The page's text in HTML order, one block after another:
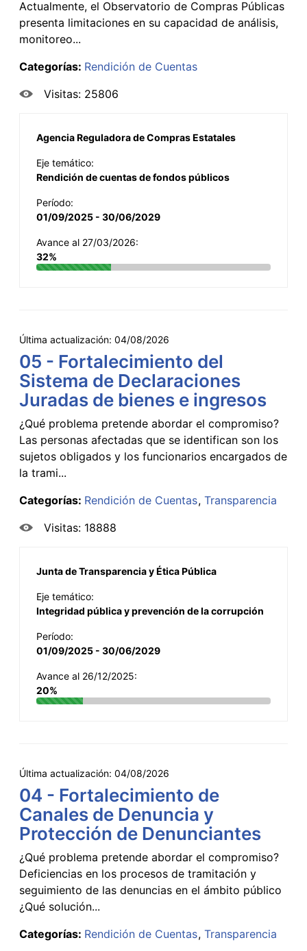
Actualmente, el Observatorio de Compras Públicas
presenta limitaciones en su capacidad de análisis,
monitoreo...
Categorías: Rendición de Cuentas
Visitas: 25806
Agencia Reguladora de Compras Estatales
Eje temático:
Rendición de cuentas de fondos públicos
Período:
01/09/2025 - 30/06/2029
Avance al 27/03/2026:
32%
Última actualización: 04/08/2026
05 - Fortalecimiento del
Sistema de Declaraciones
Juradas de bienes e ingresos
¿Qué problema pretende abordar el compromiso?
Las personas afectadas que se identifican son los
sujetos obligados y los funcionarios encargados de
la trami...
Categorías: Rendición de Cuentas Transparencia
Visitas: 18888
Junta de Transparencia y Ética Pública
Eje temático:
Integridad pública y prevención de la corrupción
Período:
01/09/2025 - 30/06/2029
Avance al 26/12/2025:
20%
Última actualización: 04/08/2026
04 - Fortalecimiento de
Canales de Denuncia y
Protección de Denunciantes
¿Qué problema pretende abordar el compromiso?
Deficiencias en los procesos de tramitación y
seguimiento de las denuncias en el ámbito público
¿Qué solución...
Categorías: Rendición de Cuentas Transparencia